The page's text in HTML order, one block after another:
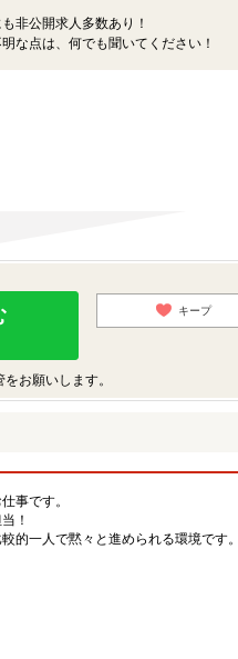
非公開求人多数あり！
な点は、何でも聞いてください！
キープ
お願いします。
事です。
！
的一人で黙々と進められる環境です。